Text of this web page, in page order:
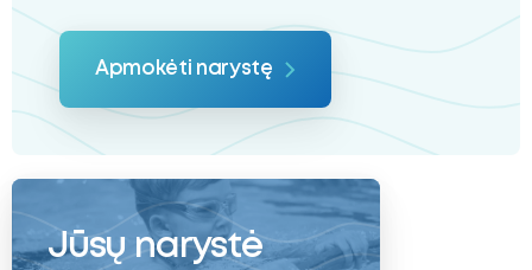
Apmokėti narystę
Jūsų narystė